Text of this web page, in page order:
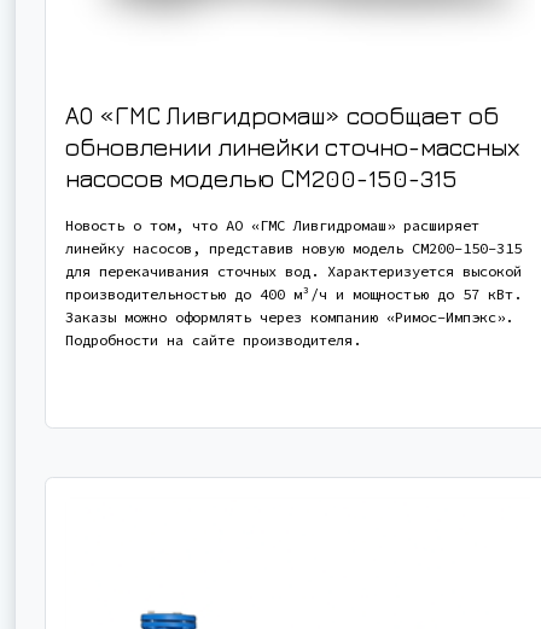
АО «ГМС Ливгидромаш» сообщает об
обновлении линейки сточно-массных
насосов моделью СМ200-150-315
Новость о том, что АО «ГМС Ливгидромаш» расширяет
линейку насосов, представив новую модель СМ200-150-315
для перекачивания сточных вод. Характеризуется высокой
производительностью до 400 м³/ч и мощностью до 57 кВт.
Заказы можно оформлять через компанию «Римос-Импэкс».
Подробности на сайте производителя.